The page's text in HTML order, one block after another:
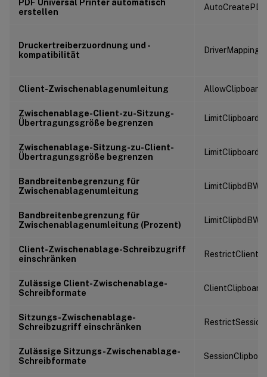
PDF Universal Printer automatisch
erstellen
Druckertreiberzuordnung und -
kompatibilität
Client-Zwischenablagenumleitung
Zwischenablage-Client-zu-Sitzung-
Übertragungsgröße begrenzen
Zwischenablage-Sitzung-zu-Client-
Übertragungsgröße begrenzen
Bandbreitenbegrenzung für
Zwischenablagenumleitung
LimitClipbdBW
Bandbreitenbegrenzung für
Zwischenablagenumleitung (Prozent)
Client-Zwischenablage-Schreibzugriff
einschränken
Zulässige Client-Zwischenablage-
Schreibformate
Sitzungs-Zwischenablage-
Schreibzugriff einschränken
Zulässige Sitzungs-Zwischenablage-
Schreibformate